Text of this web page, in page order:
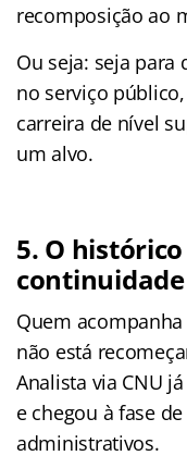
recomposição ao
Ou seja: seja
no serviço
carreira de nível
um alvo.
5. O
Quem
não está
Analista via CNU
e chegou à fase
administrativos.